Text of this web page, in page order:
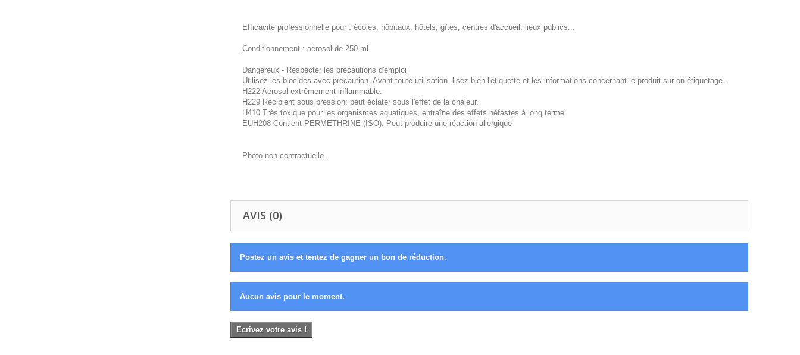
Efficacité professionnelle pour : écoles, hôpitaux, hôtels, gîtes, centres d'accueil, lieux publics...
Conditionnement : aérosol de 250 ml
Dangereux - Respecter les précautions d'emploi
Utilisez les biocides avec précaution. Avant toute utilisation, lisez bien l'étiquette et les informations concernant le produit sur on étiquetage .
H222 Aérosol extrêmement inflammable.
H229 Récipient sous pression: peut éclater sous l'effet de la chaleur.
H410 Très toxique pour les organismes aquatiques, entraîne des effets néfastes à long terme
EUH208 Contient PERMETHRINE (ISO). Peut produire une réaction allergique
Photo non contractuelle.
AVIS (0)
Postez un avis et tentez de gagner un bon de réduction.
Aucun avis pour le moment.
Ecrivez votre avis !